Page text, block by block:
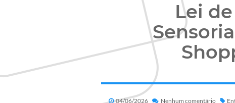
Lei
04/06/2026 Nenhum comentário